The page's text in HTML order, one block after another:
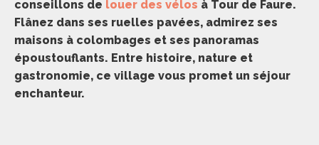
conseillons de louer des vélos à Tour de Faure.
Flânez dans ses ruelles pavées, admirez ses
maisons à colombages et ses panoramas
époustouflants. Entre histoire, nature et
gastronomie, ce village vous promet un séjour
enchanteur.